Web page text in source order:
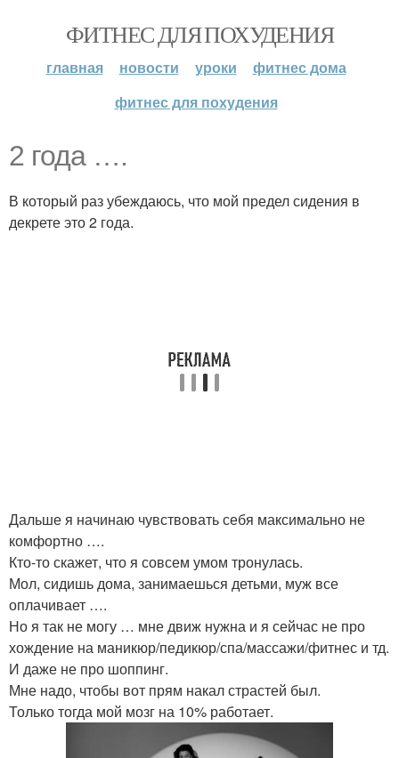
ФИТНЕС ДЛЯ ПОХУДЕНИЯ
главная новости уроки
фитнес дома
фитнес для похудения
2 года ….
В который раз убеждаюсь, что мой предел сидения в
декрете это 2 года.
Дальше я начинаю чувствовать себя максимально не
комфортно ….
Кто-то скажет, что я совсем умом тронулась.
Мол, сидишь дома, занимаешься детьми, муж все
оплачивает ….
Но я так не могу … мне движ нужна и я сейчас не про
хождение на маникюр/педикюр/спа/массажи/фитнес и тд.
И даже не про шоппинг.
Мне надо, чтобы вот прям накал страстей был.
Только тогда мой мозг на 10% работает.